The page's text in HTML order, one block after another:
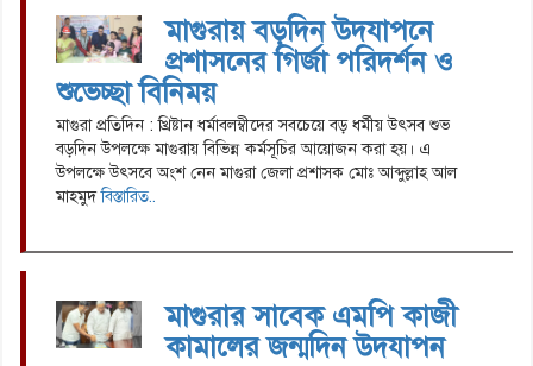
মাগুরায় বড়দিন উদযাপনে
প্রশাসনের গির্জা পরিদর্শন ও
শুভেচ্ছা বিনিময়
মাগুরা প্রতিদিন : খ্রিষ্টান ধর্মাবলম্বীদের সবচেয়ে বড় ধর্মীয় উৎসব শুভ
বড়দিন উপলক্ষে মাগুরায় বিভিন্ন কর্মসূচির আয়োজন করা হয়। এ
উপলক্ষে উৎসবে অংশ নেন মাগুরা জেলা প্রশাসক মোঃ আব্দুল্লাহ আল
মাহমুদবিস্তারিত..
মাগুরার সাবেক এমপি কাজী
কামালের জন্মদিন উদযাপন